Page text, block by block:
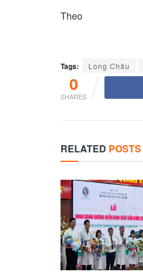
Theo
Tags: Long Châu
0
SHARES
RELATED POSTS